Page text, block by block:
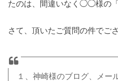
たのは、間違いなく◯◯様の「
さて、頂いたご質問の件でご
１、神崎様のブログ、メー